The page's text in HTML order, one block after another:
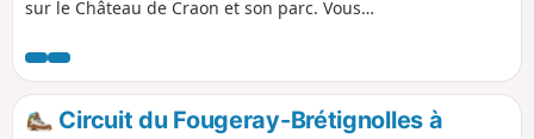
sur le Château de Craon et son parc. Vous
familiaux très agréables au printemps. Enfin,
vous profiterez du calme de l'ancienne voie
ferrée Laval / Renazé, aujourd'hui agréable Voie
Verte.Circuit du Fougeray-Brétignolles à